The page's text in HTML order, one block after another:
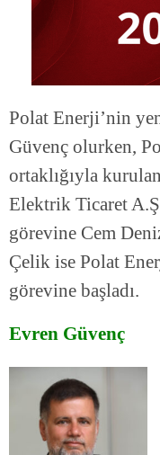
Polat Enerji’nin
Güvenç olurken,
ortaklığıyla
Elektrik Ticaret
görevine Cem
Çelik ise Polat
görevine başladı.
Evren Güvenç